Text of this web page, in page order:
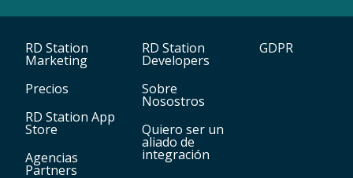
RD Station
Marketing
Precios
RD Station App
Store
Agencias
Partners
RD Station
Developers
Sobre
Nosostros
Quiero ser un
aliado de
integración
GDPR